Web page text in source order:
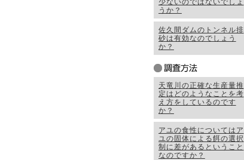
少ないのではないでしょ
うか？
佐久間ダムのトンネル排
砂は有効なのでしょう
か？
天竜川の正確な生産量推
定はどのようなことを考
え方をしているのです
か？
アユの食性についてはア
ユの固体による餌の選択
制に差があるということ
なのですか？